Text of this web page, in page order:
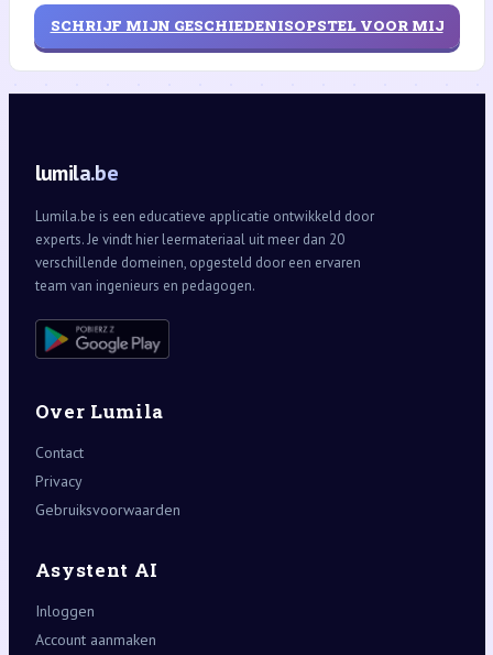
SCHRIJF MIJN GESCHIEDENISOPSTEL VOOR MIJ
lumila.be
Lumila.be is een educatieve applicatie ontwikkeld door
experts. Je vindt hier leermateriaal uit meer dan 20
verschillende domeinen, opgesteld door een ervaren
team van ingenieurs en pedagogen.
Over Lumila
Contact
Privacy
Gebruiksvoorwaarden
Asystent AI
Inloggen
Account aanmaken